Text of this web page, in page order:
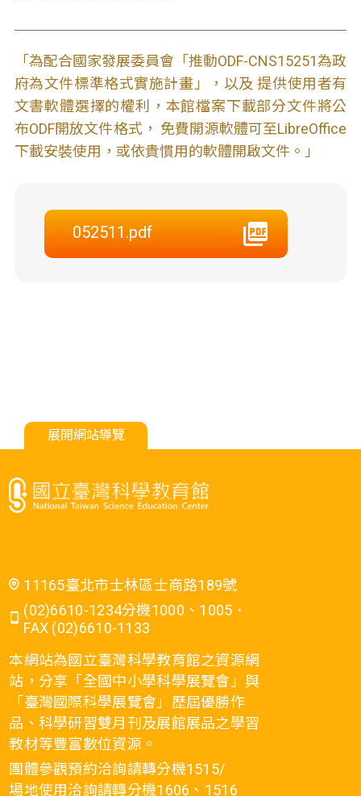
「為配合國家發展委員會「推動ODF-CNS15251為政
府為文件標準格式實施計畫」，以及 提供使用者有
文書軟體選擇的權利，本館檔案下載部分文件將公
布ODF開放文件格式， 免費開源軟體可至LibreOffice
下載安裝使用，或依貴慣用的軟體開啟文件。」
052511.pdf
展開網站導覽
11165臺北市士林區士商路189號
(02)6610-1234分機1000、1005．
FAX (02)6610-1133
本網站為國立臺灣科學教育館之資源網
站，分享「全國中小學科學展覽會」與
「臺灣國際科學展覽會」歷屆優勝作
品、科學研習雙月刊及展館展品之學習
教材等豐富數位資源。
團體參觀預約洽詢請轉分機1515/
場地使用洽詢請轉分機1606、1516